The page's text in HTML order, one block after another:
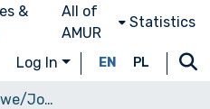
&
All of
AMUR
Statistics
Log In EN PL
Czasopisma naukowe/Journals